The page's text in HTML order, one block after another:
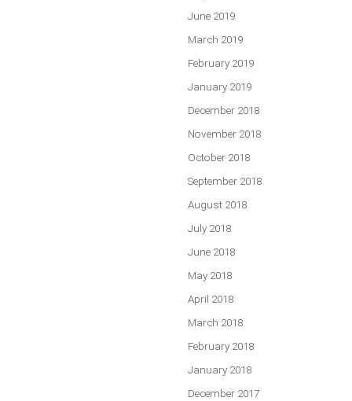
June 2019
March 2019
February 2019
January 2019
December 2018
November 2018
October 2018
September 2018
August 2018
July 2018
June 2018
May 2018
April 2018
March 2018
February 2018
January 2018
December 2017